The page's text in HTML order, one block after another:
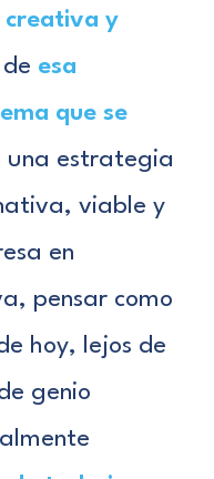
creativa y
esa
que se
una estrategia
viable y
en
pensar como
hoy, lejos de
genio